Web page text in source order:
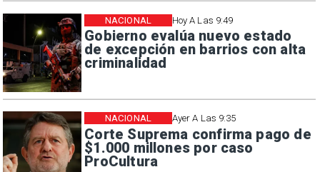
Hoy A Las 9:49
Gobierno evalúa nuevo estado
de excepción en barrios con alta
criminalidad
NACIONAL
Ayer A Las 9:35
Corte Suprema confirma pago de
$1.000 millones por caso
ProCultura
NACIONAL